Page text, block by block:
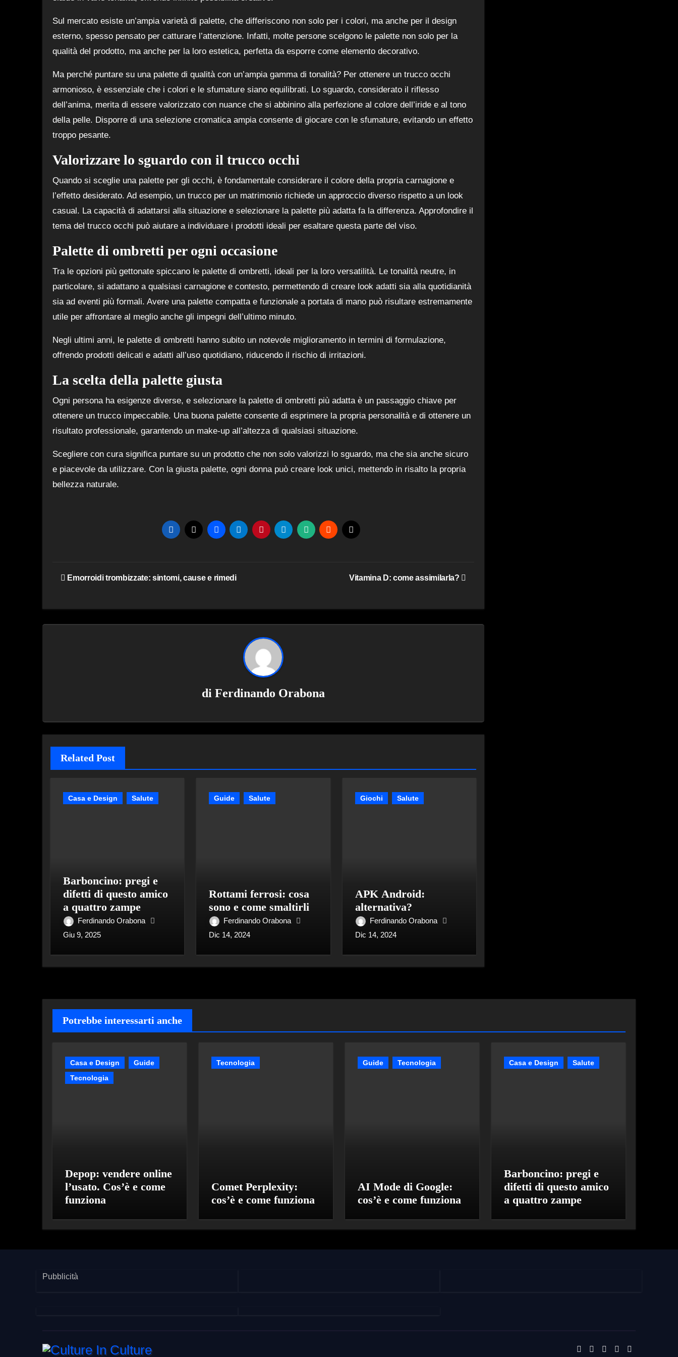
Sul mercato esiste un’ampia varietà di palette, che differiscono non solo per i colori, ma anche per il design
esterno, spesso pensato per catturare l’attenzione. Infatti, molte persone scelgono le palette non solo per la
qualità del prodotto, ma anche per la loro estetica, perfetta da esporre come elemento decorativo.
Ma perché puntare su una palette di qualità con un’ampia gamma di tonalità? Per ottenere un trucco occhi
armonioso, è essenziale che i colori e le sfumature siano equilibrati. Lo sguardo, considerato il riflesso
dell’anima, merita di essere valorizzato con nuance che si abbinino alla perfezione al colore dell’iride e al tono
della pelle. Disporre di una selezione cromatica ampia consente di giocare con le sfumature, evitando un effetto
troppo pesante.
Valorizzare lo sguardo con il trucco occhi
Quando si sceglie una palette per gli occhi, è fondamentale considerare il colore della propria carnagione e
l’effetto desiderato. Ad esempio, un trucco per un matrimonio richiede un approccio diverso rispetto a un look
casual. La capacità di adattarsi alla situazione e selezionare la palette più adatta fa la differenza. Approfondire il
tema del trucco occhi può aiutare a individuare i prodotti ideali per esaltare questa parte del viso.
Palette di ombretti per ogni occasione
Tra le opzioni più gettonate spiccano le palette di ombretti, ideali per la loro versatilità. Le tonalità neutre, in
particolare, si adattano a qualsiasi carnagione e contesto, permettendo di creare look adatti sia alla quotidianità
sia ad eventi più formali. Avere una palette compatta e funzionale a portata di mano può risultare estremamente
utile per affrontare al meglio anche gli impegni dell’ultimo minuto.
Negli ultimi anni, le palette di ombretti hanno subito un notevole miglioramento in termini di formulazione,
offrendo prodotti delicati e adatti all’uso quotidiano, riducendo il rischio di irritazioni.
La scelta della palette giusta
Ogni persona ha esigenze diverse, e selezionare la palette di ombretti più adatta è un passaggio chiave per
ottenere un trucco impeccabile. Una buona palette consente di esprimere la propria personalità e di ottenere un
risultato professionale, garantendo un make-up all’altezza di qualsiasi situazione.
Scegliere con cura significa puntare su un prodotto che non solo valorizzi lo sguardo, ma che sia anche sicuro
e piacevole da utilizzare. Con la giusta palette, ogni donna può creare look unici, mettendo in risalto la propria
bellezza naturale.
Navigazione
Emorroidi trombizzate: sintomi, cause e rimedi Vitamina D: come assimilarla?
di Ferdinando Orabona
Related Post
Casa e Design Salute
Barboncino: pregi e
difetti di questo amico
a quattro zampe
Ferdinando Orabona
Giu 9, 2025
Guide Salute
Rottami ferrosi: cosa
sono e come smaltirli
Ferdinando Orabona
Dic 14, 2024
Giochi Salute
APK Android:
alternativa?
Ferdinando Orabona
Dic 14, 2024
Potrebbe interessarti anche
Casa e Design
Guide
Tecnologia
Depop: vendere online
l’usato. Cos’è e come
funziona
Tecnologia
Comet Perplexity:
cos’è e come funziona
Guide Tecnologia
AI Mode di Google:
cos’è e come funziona
Casa e Design Salute
Barboncino: pregi e
difetti di questo amico
a quattro zampe
Pubblicità